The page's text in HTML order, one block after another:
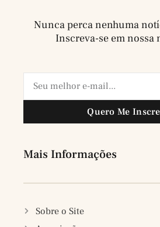
Nunca perca nenhuma
Inscreva-se em nossa
Quero Me
Mais Informações
Sobre o Site